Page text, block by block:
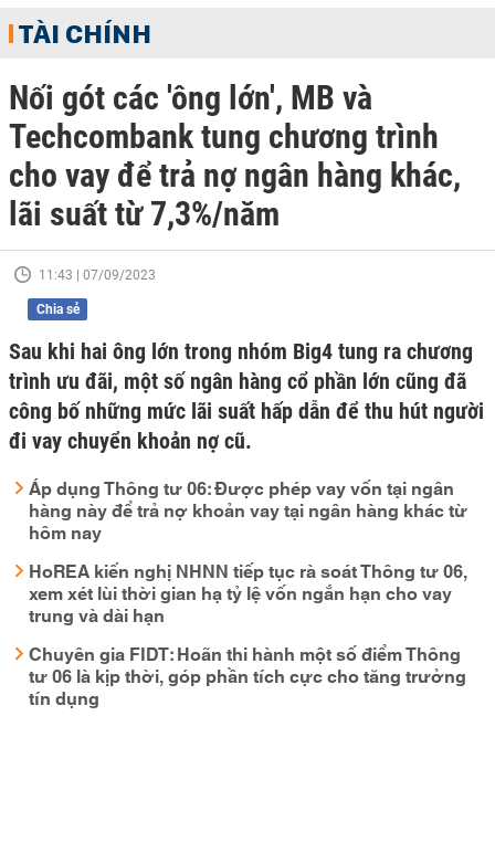
TÀI CHÍNH
Nối gót các 'ông lớn', MB và
Techcombank tung chương trình
cho vay để trả nợ ngân hàng khác,
lãi suất từ 7,3%/năm
11:43 | 07/09/2023
Chia sẻ
Sau khi hai ông lớn trong nhóm Big4 tung ra chương
trình ưu đãi, một số ngân hàng cổ phần lớn cũng đã
công bố những mức lãi suất hấp dẫn để thu hút người
đi vay chuyển khoản nợ cũ.
Áp dụng Thông tư 06: Được phép vay vốn tại ngân
hàng này để trả nợ khoản vay tại ngân hàng khác từ
hôm nay
HoREA kiến nghị NHNN tiếp tục rà soát Thông tư 06,
xem xét lùi thời gian hạ tỷ lệ vốn ngắn hạn cho vay
trung và dài hạn
Chuyên gia FIDT: Hoãn thi hành một số điểm Thông
tư 06 là kịp thời, góp phần tích cực cho tăng trưởng
tín dụng